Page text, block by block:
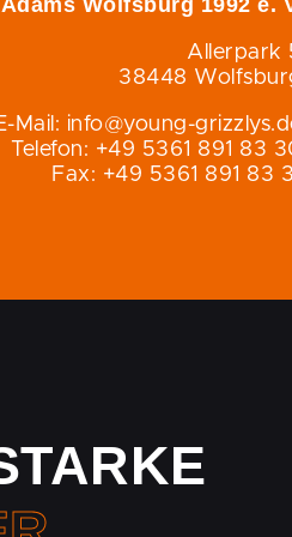
Allerpark
38448
Mail: info@young-
Telefon: +49 5361 891 83
Fax: +49 5361 891 83